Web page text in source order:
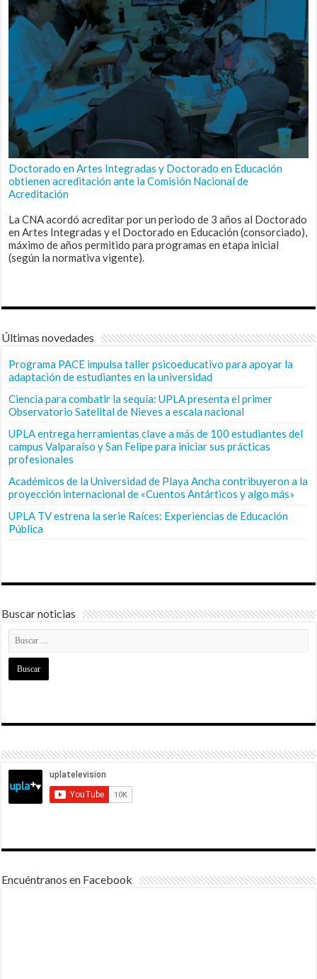
Doctorado en Artes Integradas y Doctorado en Educación
obtienen acreditación ante la Comisión Nacional de
Acreditación
La CNA acordó acreditar por un periodo de 3 años al Doctorado
en Artes Integradas y el Doctorado en Educación (consorciado),
máximo de años permitido para programas en etapa inicial
(según la normativa vigente).
Últimas novedades
Programa PACE impulsa taller psicoeducativo para apoyar la
adaptación de estudiantes en la universidad
Ciencia para combatir la sequía: UPLA presenta el primer
Observatorio Satelital de Nieves a escala nacional
UPLA entrega herramientas clave a más de 100 estudiantes del
campus Valparaíso y San Felipe para iniciar sus prácticas
profesionales
Académicos de la Universidad de Playa Ancha contribuyeron a la
proyección internacional de «Cuentos Antárticos y algo más»
UPLA TV estrena la serie Raíces: Experiencias de Educación
Pública
Buscar noticias
Encuéntranos en Facebook